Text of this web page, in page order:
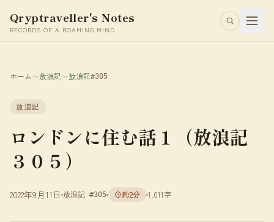
Qryptraveller's Notes
RECORDS OF A ROAMING MIND
ホーム〜放浪記〜放浪記#305
放浪記
ロンドンに住む話１（放浪記
３０５）
2022年9月11日 放浪記 #305 約2分 1,011字